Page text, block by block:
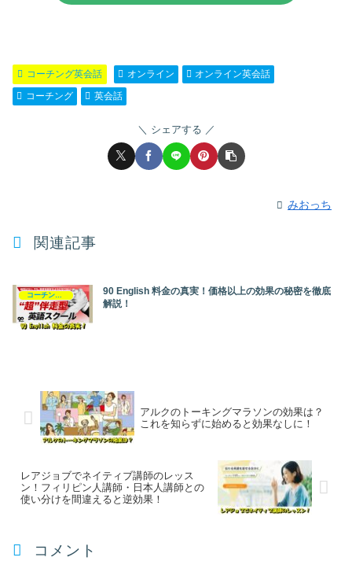
コーチング英会話 オンライン
オンライン英会話
コーチング
英会話
シェアする
みおっち
関連記事
コーチング英会話
90 English 料金の真実！価格以上の効果の秘密を徹底
解説！
アルクのトーキングマラソンの効果は？
これを知らずに始めると効果なしに！
レアジョブでネイティブ講師のレッス
ン！フィリピン人講師・日本人講師との
使い分けを間違えると逆効果！
コメント